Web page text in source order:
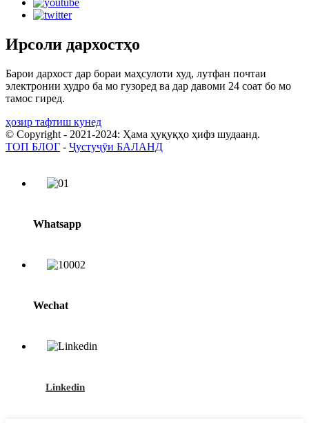
Ирсоли дархостҳо
Барои дархост дар бораи маҳсулоти худ, лутфан почтаи
электронии худро ба мо гузоред ва дар давоми 24 соат бо мо
тамос гиред.
ҳозир тафтиш кунед
© Copyright - 2021-2024: Ҳама ҳуқуқҳо ҳифз шудаанд.
ТОП БЛОГ - Ҷустуҷӯи БАЛАНД
Whatsapp
Wechat
Linkedin